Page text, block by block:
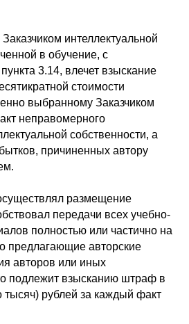
интеллектуальной
в обучение, с
3.14, влечет взыскание
стоимости
выбранному Заказчиком
неправомерного
собственности, а
причиненных автору
размещение
передачи всех учебно-
полностью или частично на
предлагающие авторские
авторов или иных
подлежит взысканию штраф в
тысяч) рублей за каждый факт